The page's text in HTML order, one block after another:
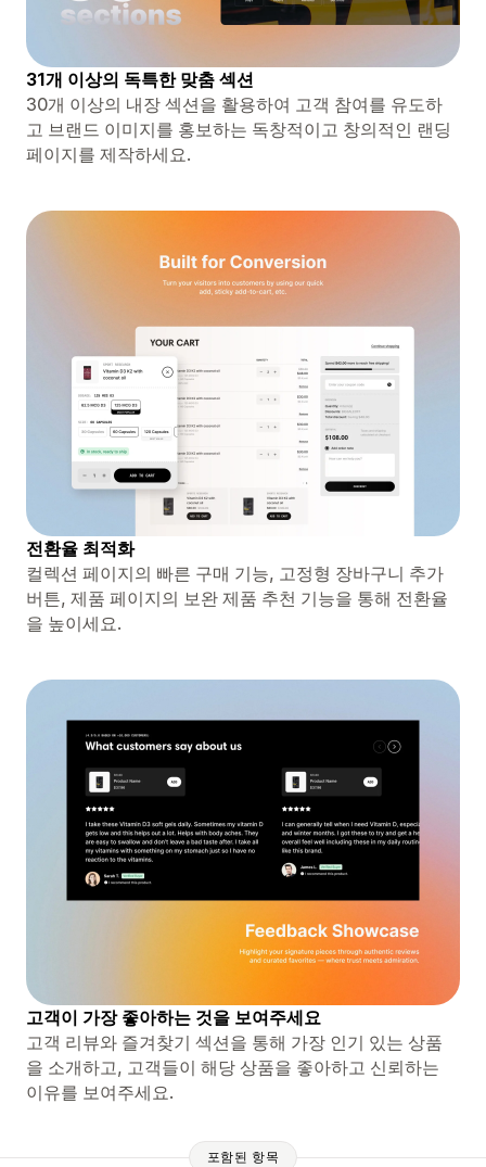
31개 이상의 독특한 맞춤 섹션
30개 이상의 내장 섹션을 활용하여 고객 참여를 유도하
고 브랜드 이미지를 홍보하는 독창적이고 창의적인 랜딩
페이지를 제작하세요.
전환율 최적화
컬렉션 페이지의 빠른 구매 기능, 고정형 장바구니 추가
버튼, 제품 페이지의 보완 제품 추천 기능을 통해 전환율
을 높이세요.
고객이 가장 좋아하는 것을 보여주세요
고객 리뷰와 즐겨찾기 섹션을 통해 가장 인기 있는 상품
을 소개하고, 고객들이 해당 상품을 좋아하고 신뢰하는
이유를 보여주세요.
포함된 항목